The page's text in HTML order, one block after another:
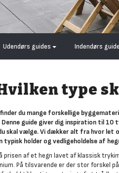
Udendørs guides Indendørs
type
du mange forskellige
Denne guide giver dig inspiration til 10
skal vælge. Vi dækker alt fra hvor
holder og vedligeholdelse af
prisen af et hegn lavet af klassisk
På tilsvarende er der stor forskel